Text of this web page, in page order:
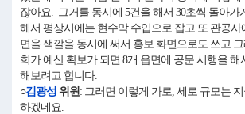
잖아요. 그거를 동시에 5건을 해서 30초씩 돌아가
해서 평상시에는 현수막 수입으로 잡고 또 관공사
면을 색깔을 동시에 써서 홍보 화면으로도 쓰고
희가 예산 확보가 되면 8개 읍면에 공문 시행을 해
해보려고 합니다.
○김광성 위원: 그러면 이렇게 가로, 세로 규모는
하겠네요.